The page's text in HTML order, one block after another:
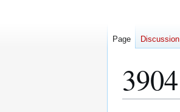
3904
Page Discussion